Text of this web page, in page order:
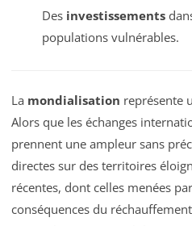
Des investissements
populations vulnérables.
La mondialisation représente
Alors que les échanges
prennent une ampleur sans
directes sur des territoires
récentes, dont celles menées
conséquences du